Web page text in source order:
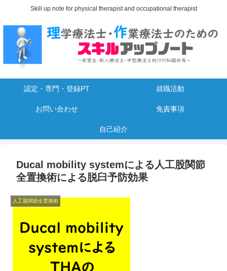
Skill up note for physical therapist and occupational therapist
認定・専門・登録PT 就職活動
お問い合わせ 免責事項
自己紹介
Ducal mobility systemによる人工股関節
全置換術による脱臼予防効果
人工股関節全置換術